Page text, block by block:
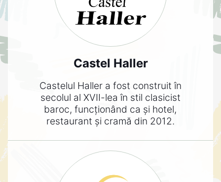
Castel Haller
Castelul Haller a fost construit în
secolul al XVII-lea în stil clasicist
baroc, funcționând ca și hotel,
restaurant și cramă din 2012.